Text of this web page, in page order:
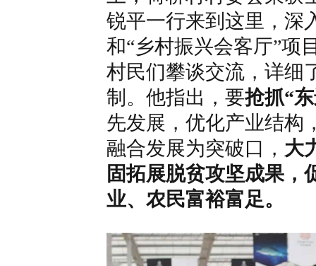
锐平一行来到这里，深
和“乡村振兴会客厅”项
村民们攀谈交流，详细
制。他指出，要抢抓“
先发展，优化产业结构
融合发展为突破口， 大
固拓展脱贫攻坚成果，
业、农民富裕富足。